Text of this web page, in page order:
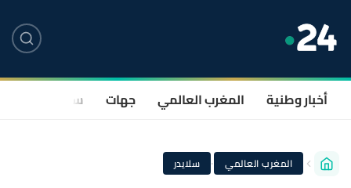
أخبار وطنية المغرب العالمي جهات سياسة
المغرب العالمي · سلايدر